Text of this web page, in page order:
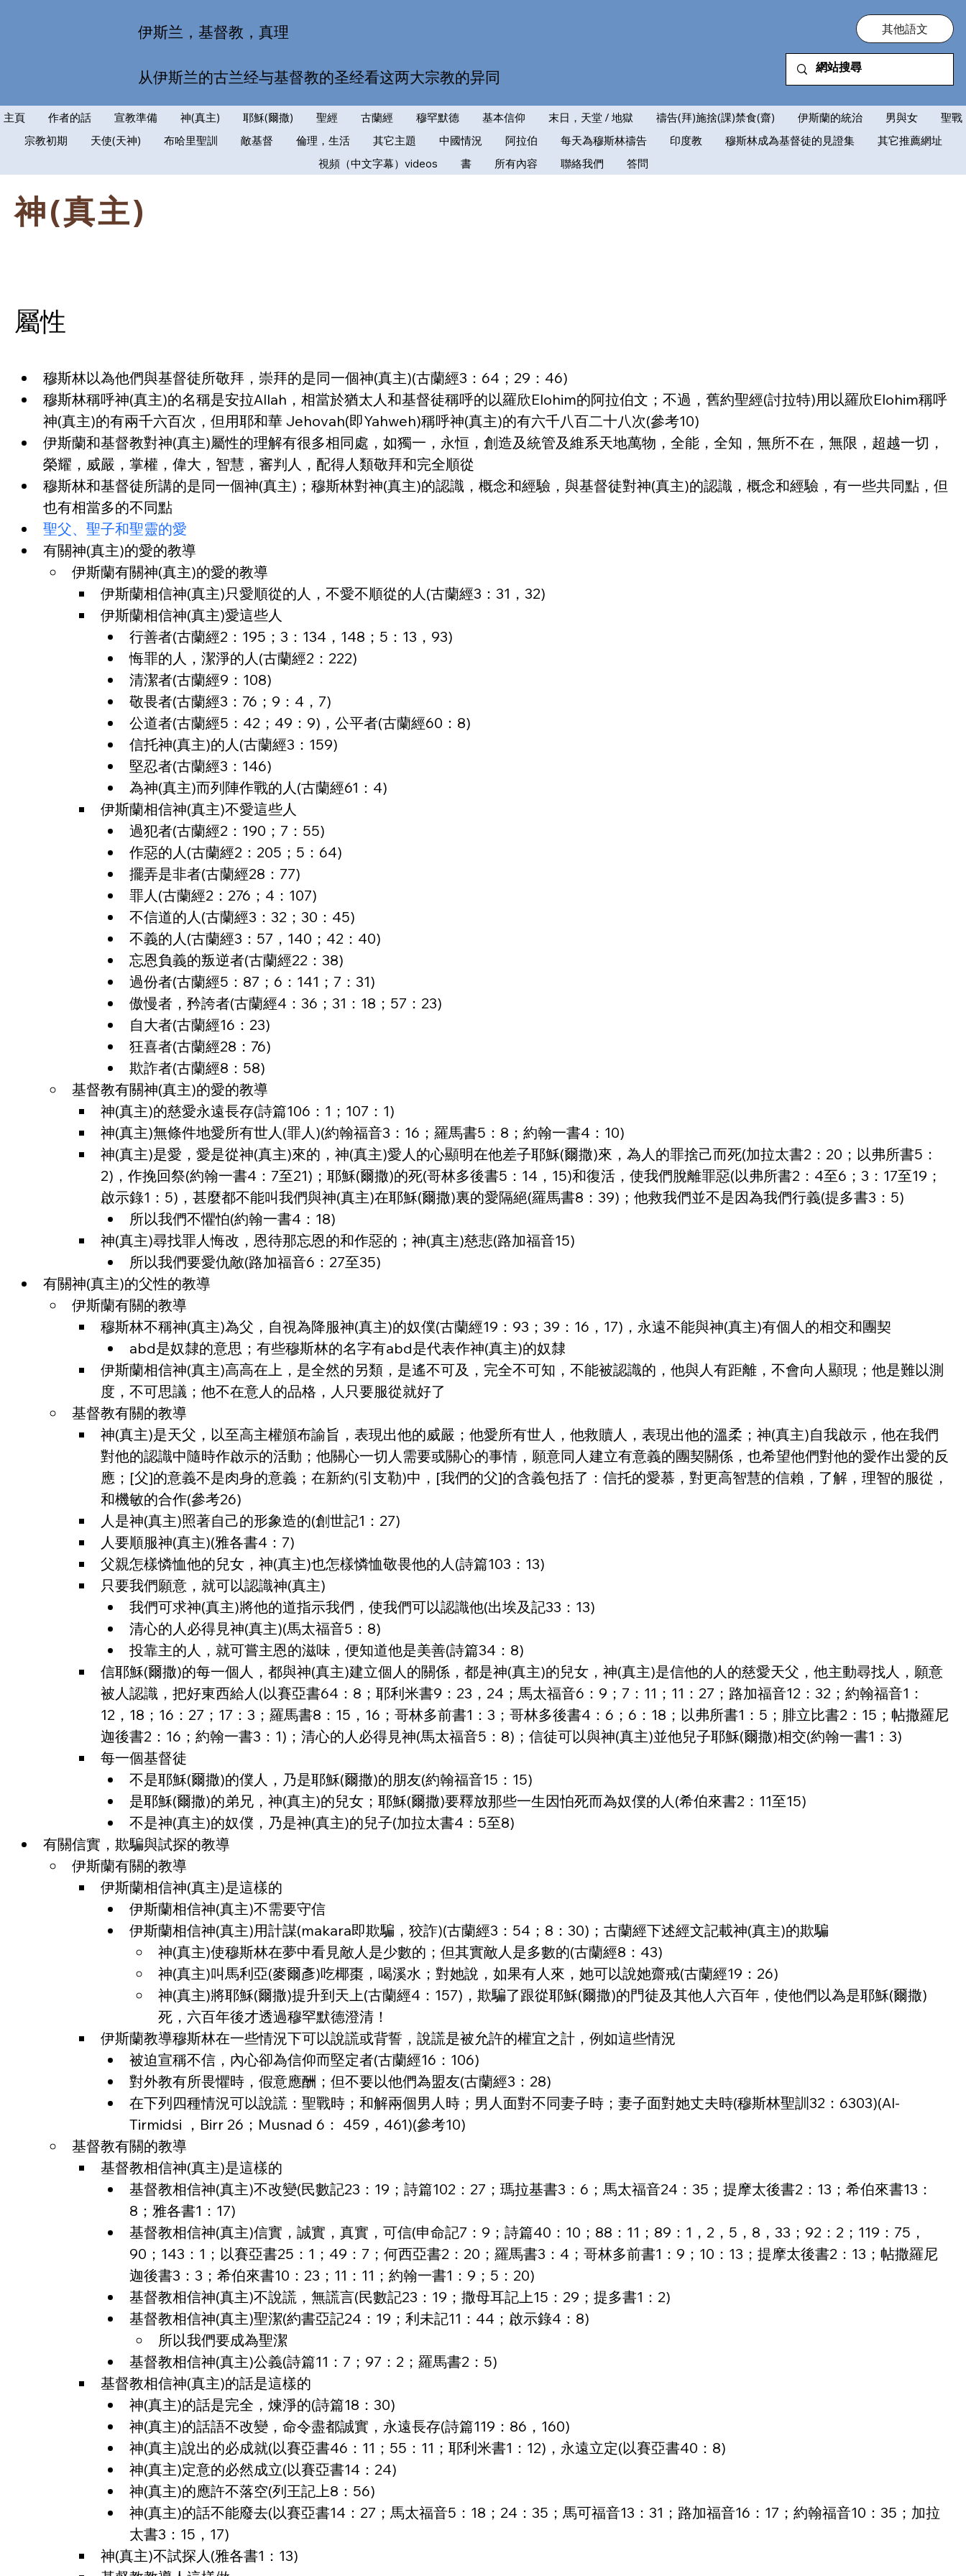
伊斯兰，基督教，真理
从伊斯兰的古兰经与基督教的圣经看这两大宗教的异同
其他語文
主頁 作者的話 宣教準備 神(真主) 耶穌(爾撒) 聖經 古蘭經 穆罕默德 基本信仰 末日，天堂 / 地獄 禱告(拜)施捨(課)禁食(齋) 伊斯蘭的統治 男與女
聖戰
宗教初期
天使(天神) 布哈里聖訓 敵基督 倫理，生活 其它主題 中國情況 阿拉伯 每天為穆斯林禱告 印度教 穆斯林成為基督徒的見證集
其它推薦網址
視頻（中文字幕）videos
書 所有內容 聯絡我們 答問
屬性
神(真主)
穆斯林以為他們與基督徒所敬拜，崇拜的是同一個神(真主)(古蘭經3：64；29：46)
穆斯林稱呼神(真主)的名稱是安拉Allah，相當於猶太人和基督徒稱呼的以羅欣Elohim的阿拉伯文；不過，舊約聖經(討拉特)用以羅欣Elohim稱呼
神(真主)的有兩千六百次，但用耶和華 Jehovah(即Yahweh)稱呼神(真主)的有六千八百二十八次(參考10)
伊斯蘭和基督教對神(真主)屬性的理解有很多相同處，如獨一，永恒，創造及統管及維系天地萬物，全能，全知，無所不在，無限，超越一切，
榮耀，威嚴，掌權，偉大，智慧，審判人，配得人類敬拜和完全順從
穆斯林和基督徒所講的是同一個神(真主)；穆斯林對神(真主)的認識，概念和經驗，與基督徒對神(真主)的認識，概念和經驗，有一些共同點，但
也有相當多的不同點
聖父、聖子和聖靈的愛
有關神(真主)的愛的教導
伊斯蘭有關神(真主)的愛的教導
伊斯蘭相信神(真主)只愛順從的人，不愛不順從的人(古蘭經3：31，32)
伊斯蘭相信神(真主)愛這些人
行善者(古蘭經2：195；3：134，148；5：13，93)
悔罪的人，潔淨的人(古蘭經2：222)
清潔者(古蘭經9：108)
敬畏者(古蘭經3：76；9：4，7)
公道者(古蘭經5：42；49：9)，公平者(古蘭經60：8)
信托神(真主)的人(古蘭經3：159)
堅忍者(古蘭經3：146)
為神(真主)而列陣作戰的人(古蘭經61：4)
伊斯蘭相信神(真主)不愛這些人
過犯者(古蘭經2：190；7：55)
作惡的人(古蘭經2：205；5：64)
擺弄是非者(古蘭經28：77)
罪人(古蘭經2：276；4：107)
不信道的人(古蘭經3：32；30：45)
不義的人(古蘭經3：57，140；42：40)
忘恩負義的叛逆者(古蘭經22：38)
過份者(古蘭經5：87；6：141；7：31)
傲慢者，矜誇者(古蘭經4：36；31：18；57：23)
自大者(古蘭經16：23)
狂喜者(古蘭經28：76)
欺詐者(古蘭經8：58)
基督教有關神(真主)的愛的教導
神(真主)的慈愛永遠長存(詩篇106：1；107：1)
神(真主)無條件地愛所有世人(罪人)(約翰福音3：16；羅馬書5：8；約翰一書4：10)
神(真主)是愛，愛是從神(真主)來的，神(真主)愛人的心顯明在他差子耶穌(爾撒)來，為人的罪捨己而死(加拉太書2：20；以弗所書5：
2)，作挽回祭(約翰一書4：7至21)；耶穌(爾撒)的死(哥林多後書5：14，15)和復活，使我們脫離罪惡(以弗所書2：4至6；3：17至19；
啟示錄1：5)，甚麼都不能叫我們與神(真主)在耶穌(爾撒)裏的愛隔絕(羅馬書8：39)；他救我們並不是因為我們行義(提多書3：5)
所以我們不懼怕(約翰一書4：18)
神(真主)尋找罪人悔改，恩待那忘恩的和作惡的；神(真主)慈悲(路加福音15)
所以我們要愛仇敵(路加福音6：27至35)
有關神(真主)的父性的教導
伊斯蘭有關的教導
穆斯林不稱神(真主)為父，自視為降服神(真主)的奴僕(古蘭經19：93；39：16，17)，永遠不能與神(真主)有個人的相交和團契
abd是奴隸的意思；有些穆斯林的名字有abd是代表作神(真主)的奴隸
伊斯蘭相信神(真主)高高在上，是全然的另類，是遙不可及，完全不可知，不能被認識的，他與人有距離，不會向人顯現；他是難以測
度，不可思議；他不在意人的品格，人只要服從就好了
基督教有關的教導
神(真主)是天父，以至高主權頒布諭旨，表現出他的威嚴；他愛所有世人，他救贖人，表現出他的溫柔；神(真主)自我啟示，他在我們
對他的認識中隨時作啟示的活動；他關心一切人需要或關心的事情，願意同人建立有意義的團契關係，也希望他們對他的愛作出愛的反
應；[父]的意義不是肉身的意義；在新約(引支勒)中，[我們的父]的含義包括了：信托的愛慕，對更高智慧的信賴，了解，理智的服從，
和機敏的合作(參考26)
人是神(真主)照著自己的形象造的(創世記1：27)
人要順服神(真主)(雅各書4：7)
父親怎樣憐恤他的兒女，神(真主)也怎樣憐恤敬畏他的人(詩篇103：13)
只要我們願意，就可以認識神(真主)
我們可求神(真主)將他的道指示我們，使我們可以認識他(出埃及記33：13)
清心的人必得見神(真主)(馬太福音5：8)
投靠主的人，就可嘗主恩的滋味，便知道他是美善(詩篇34：8)
信耶穌(爾撒)的每一個人，都與神(真主)建立個人的關係，都是神(真主)的兒女，神(真主)是信他的人的慈愛天父，他主動尋找人，願意
被人認識，把好東西給人(以賽亞書64：8；耶利米書9：23，24；馬太福音6：9；7：11；11：27；路加福音12：32；約翰福音1：
12，18；16：27；17：3；羅馬書8：15，16；哥林多前書1：3；哥林多後書4：6；6：18；以弗所書1：5；腓立比書2：15；帖撒羅尼
迦後書2：16；約翰一書3：1)；清心的人必得見神(馬太福音5：8)；信徒可以與神(真主)並他兒子耶穌(爾撒)相交(約翰一書1：3)
每一個基督徒
不是耶穌(爾撒)的僕人，乃是耶穌(爾撒)的朋友(約翰福音15：15)
是耶穌(爾撒)的弟兄，神(真主)的兒女；耶穌(爾撒)要釋放那些一生因怕死而為奴僕的人(希伯來書2：11至15)
不是神(真主)的奴僕，乃是神(真主)的兒子(加拉太書4：5至8)
有關信實，欺騙與試探的教導
伊斯蘭有關的教導
伊斯蘭相信神(真主)是這樣的
伊斯蘭相信神(真主)不需要守信
伊斯蘭相信神(真主)用計謀(makara即欺騙，狡詐)(古蘭經3：54；8：30)；古蘭經下述經文記載神(真主)的欺騙
神(真主)使穆斯林在夢中看見敵人是少數的；但其實敵人是多數的(古蘭經8：43)
神(真主)叫馬利亞(麥爾彥)吃椰棗，喝溪水；對她說，如果有人來，她可以說她齋戒(古蘭經19：26)
神(真主)將耶穌(爾撒)提升到天上(古蘭經4：157)，欺騙了跟從耶穌(爾撒)的門徒及其他人六百年，使他們以為是耶穌(爾撒)
死，六百年後才透過穆罕默德澄清！
伊斯蘭教導穆斯林在一些情況下可以說謊或背誓，說謊是被允許的權宜之計，例如這些情況
被迫宣稱不信，內心卻為信仰而堅定者(古蘭經16：106)
對外教有所畏懼時，假意應酬；但不要以他們為盟友(古蘭經3：28)
在下列四種情況可以說謊：聖戰時；和解兩個男人時；男人面對不同妻子時；妻子面對她丈夫時(穆斯林聖訓32：6303)(Al-
Tirmidsi ，Birr 26；Musnad 6： 459，461)(參考10)
基督教有關的教導
基督教相信神(真主)是這樣的
基督教相信神(真主)不改變(民數記23：19；詩篇102：27；瑪拉基書3：6；馬太福音24：35；提摩太後書2：13；希伯來書13：
8；雅各書1：17)
基督教相信神(真主)信實，誠實，真實，可信(申命記7：9；詩篇40：10；88：11；89：1，2，5，8，33；92：2；119：75，
90；143：1；以賽亞書25：1；49：7；何西亞書2：20；羅馬書3：4；哥林多前書1：9；10：13；提摩太後書2：13；帖撒羅尼
迦後書3：3；希伯來書10：23；11：11；約翰一書1：9；5：20)
基督教相信神(真主)不說謊，無謊言(民數記23：19；撒母耳記上15：29；提多書1：2)
基督教相信神(真主)聖潔(約書亞記24：19；利未記11：44；啟示錄4：8)
所以我們要成為聖潔
基督教相信神(真主)公義(詩篇11：7；97：2；羅馬書2：5)
基督教相信神(真主)的話是這樣的
神(真主)的話是完全，煉淨的(詩篇18：30)
神(真主)的話語不改變，命令盡都誠實，永遠長存(詩篇119：86，160)
神(真主)說出的必成就(以賽亞書46：11；55：11；耶利米書1：12)，永遠立定(以賽亞書40：8)
神(真主)定意的必然成立(以賽亞書14：24)
神(真主)的應許不落空(列王記上8：56)
神(真主)的話不能廢去(以賽亞書14：27；馬太福音5：18；24：35；馬可福音13：31；路加福音16：17；約翰福音10：35；加拉
太書3：15，17)
神(真主)不試探人(雅各書1：13)